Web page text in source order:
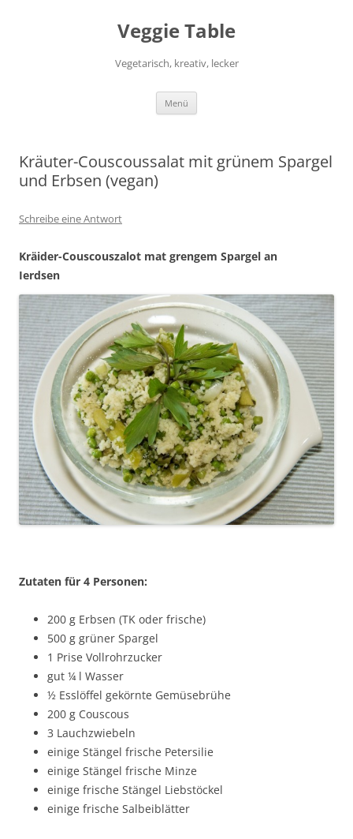
Veggie Table
Vegetarisch, kreativ, lecker
Menü
Kräuter-Couscoussalat mit grünem Spargel
und Erbsen (vegan)
Schreibe eine Antwort
Kräider-Couscouszalot mat grengem Spargel an
Ierdsen
Zutaten für 4 Personen:
200 g Erbsen (TK oder frische)
500 g grüner Spargel
1 Prise Vollrohrzucker
gut ¼ l Wasser
½ Esslöffel gekörnte Gemüsebrühe
200 g Couscous
3 Lauchzwiebeln
einige Stängel frische Petersilie
einige Stängel frische Minze
einige frische Stängel Liebstöckel
einige frische Salbeiblätter